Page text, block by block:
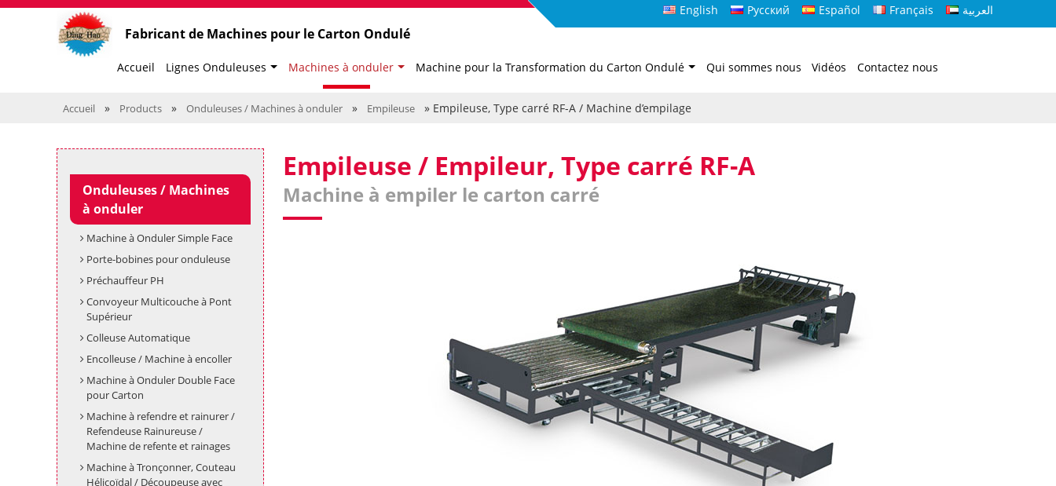
Fabricant de Machines pour le Carton Ondulé
English Русский Español Français العربية
Accueil Lignes Onduleuses Machines à onduler Machine pour la Transformation du Carton Ondulé Qui sommes nous Vidéos Contactez nous
Accueil » Products » Onduleuses / Machines à onduler » Empileuse » Empileuse, Type carré RF-A / Machine d’empilage
Empileuse / Empileur, Type carré RF-A
Machine à empiler le carton carré
Onduleuses / Machines
à onduler
Machine à Onduler Simple Face
Porte-bobines pour onduleuse
Préchauffeur PH
Convoyeur Multicouche à Pont
Supérieur
Colleuse Automatique
Encolleuse / Machine à encoller
Machine à Onduler Double Face
pour Carton
Machine à refendre et rainurer /
Refendeuse Rainureuse /
Machine de refente et rainages
Machine à Tronçonner, Couteau
Hélicoïdal / Découpeuse avec